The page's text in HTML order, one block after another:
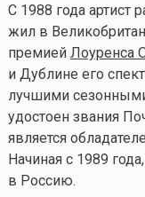
С 1988 года артист
жил в
премией Лоуренса
и Дублине его
лучшими
удостоен звания
является
Начиная с 1989
в Россию.